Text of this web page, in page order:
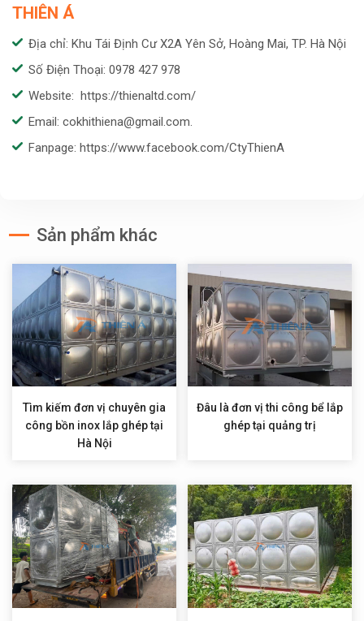
THIÊN Á
Địa chỉ: Khu Tái Định Cư X2A Yên Sở, Hoàng Mai, TP. Hà Nội
Số Điện Thoại: 0978 427 978
Website: https://thienaltd.com/
Email: cokhithiena@gmail.com.
Fanpage: https://www.facebook.com/CtyThienA
Sản phẩm khác
Tìm kiếm đơn vị chuyên gia
công bồn inox lắp ghép tại
Hà Nội
Đâu là đơn vị thi công bể lắp
ghép tại quảng trị